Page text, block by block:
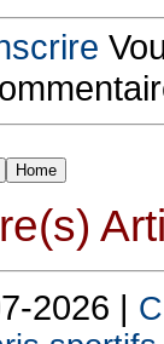
2026 |